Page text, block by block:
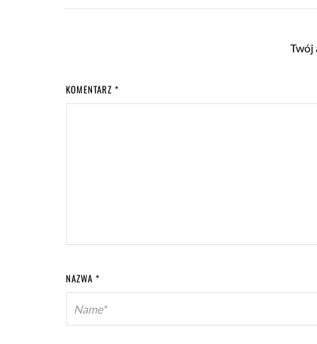
Twój
KOMENTARZ *
NAZWA *